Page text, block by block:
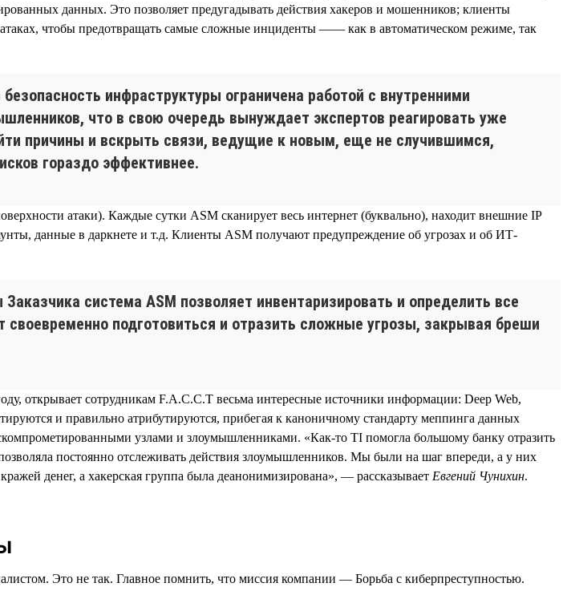
данных. Это позволяет предугадывать действия хакеров и мошенников; клиенты
чтобы предотвращать самые сложные инциденты —— как в автоматическом режиме, так
инфраструктуры ограничена работой с внутренними
что в свою очередь вынуждает экспертов реагировать уже
причины и вскрыть связи, ведущие к новым, еще не случившимся,
гораздо эффективнее.
атаки). Каждые сутки ASM сканирует весь интернет (буквально), находит внешние IP
данные в даркнете и т.д. Клиенты ASM получают предупреждение об угрозах и об ИТ-
система ASM позволяет инвентаризировать и определить все
подготовиться и отразить сложные угрозы, закрывая бреши
открывает сотрудникам F.A.C.C.T весьма интересные источники информации: Deep Web,
и правильно атрибутируются, прибегая к каноничному стандарту меппинга данных
узлами и злоумышленниками. «Как-то TI помогла большому банку отразить
постоянно отслеживать действия злоумышленников. Мы были на шаг впереди, а у них
денег, а хакерская группа была деанонимизирована», — рассказывает Евгений Чунихин.
Это не так. Главное помнить, что миссия компании — Борьба с киберпреступностью.